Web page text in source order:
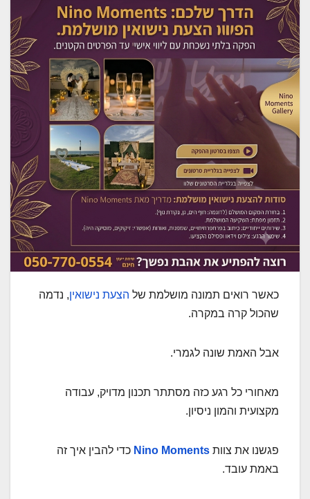
כאשר רואים תמונה מושלמת של הצעת נישואין, נדמה
שהכול קרה במקרה.
אבל האמת שונה לגמרי.
מאחורי כל רגע כזה מסתתר תכנון מדויק, עבודה
מקצועית והמון ניסיון.
פגשנו את צוות Nino Moments כדי להבין איך זה
באמת עובד.